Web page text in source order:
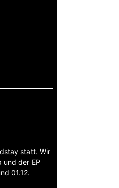
statt. Wir
und der EP
01.12.